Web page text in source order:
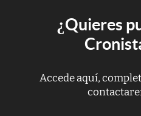
¿Quieres
Accede aquí,